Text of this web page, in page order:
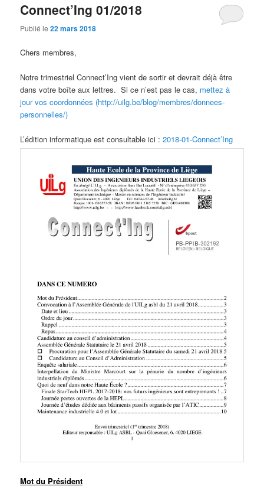
Connect’Ing 01/2018
Publié le22 mars 2018
Chers membres,
Notre trimestriel Connect’Ing vient de sortir et devrait déjà être
dans votre boîte aux lettres. Si ce n’est pas le cas, mettez à
jour vos coordonnées (http://uilg.be/blog/membres/donnees-
personnelles/)
L’édition informatique est consultable ici :2018-01-Connect’Ing
Mot du Président